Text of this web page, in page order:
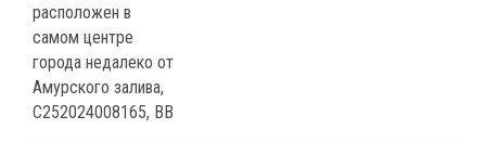
расположен в
самом центре
города недалеко от
Амурского залива,
С252024008165, ВВ